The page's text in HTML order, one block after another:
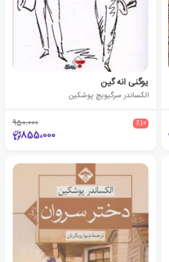
یوگنی انه گین
الکساندر سرگیویچ پوشکین
٪10 950،000
855،000